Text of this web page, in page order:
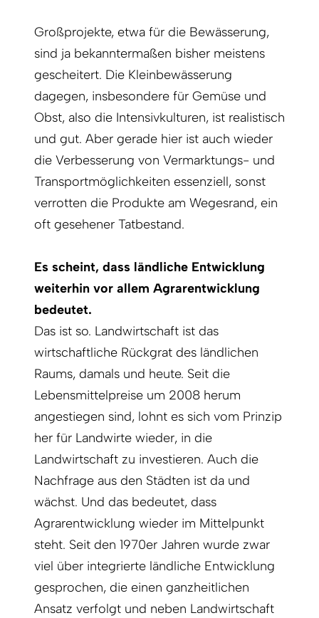
Großprojekte, etwa für die Bewässerung,
sind ja bekanntermaßen bisher meistens
gescheitert. Die Kleinbewässerung
dagegen, insbesondere für Gemüse und
Obst, also die Intensivkulturen, ist realistisch
und gut. Aber gerade hier ist auch wieder
die Verbesserung von Vermarktungs- und
Transportmöglichkeiten essenziell, sonst
verrotten die Produkte am Wegesrand, ein
oft gesehener Tatbestand.
Es scheint, dass ländliche Entwicklung
weiterhin vor allem Agrarentwicklung
bedeutet.
Das ist so. Landwirtschaft ist das
wirtschaftliche Rückgrat des ländlichen
Raums, damals und heute. Seit die
Lebensmittelpreise um 2008 herum
angestiegen sind, lohnt es sich vom Prinzip
her für Landwirte wieder, in die
Landwirtschaft zu investieren. Auch die
Nachfrage aus den Städten ist da und
wächst. Und das bedeutet, dass
Agrarentwicklung wieder im Mittelpunkt
steht. Seit den 1970er Jahren wurde zwar
viel über integrierte ländliche Entwicklung
gesprochen, die einen ganzheitlichen
Ansatz verfolgt und neben Landwirtschaft